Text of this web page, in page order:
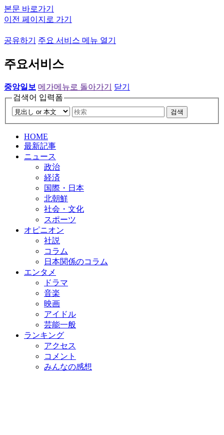
본문 바로가기
이전 페이지로 가기
공유하기 주요 서비스 메뉴 열기
주요서비스
중앙일보 메가메뉴로 돌아가기
닫기
검색어 입력폼
검색
HOME
最新記事
ニュース
政治
経済
国際・日本
北朝鮮
社会・文化
スポーツ
オピニオン
社説
コラム
日本関係のコラム
エンタメ
ドラマ
音楽
映画
アイドル
芸能一般
ランキング
アクセス
コメント
みんなの感想